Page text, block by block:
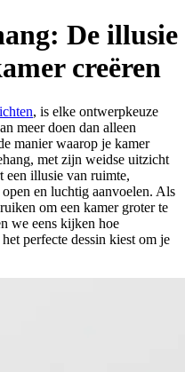
De illusie
creëren
, is elke ontwerpkeuze
meer doen dan alleen
manier waarop je kamer
met zijn weidse uitzicht
een illusie van ruimte,
en luchtig aanvoelen. Als
om een kamer groter te
we eens kijken hoe
perfecte dessin kiest om je